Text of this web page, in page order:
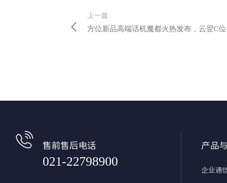
上一篇:
方位新品高端话机魔都火热发布，云翌C
售前售后电话
021-22798900
产品
企业通